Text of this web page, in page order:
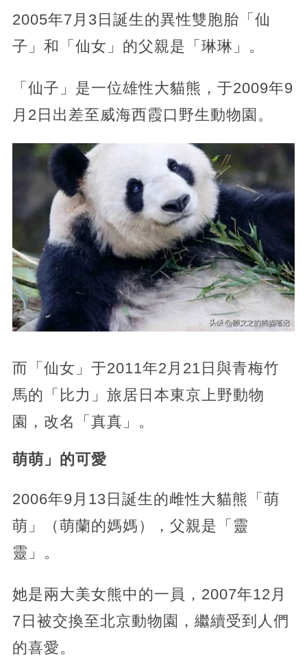
2005年7月3日誕生的異性雙胞胎「仙
子」和「仙女」的父親是「琳琳」。
「仙子」是一位雄性大貓熊，于2009年9
月2日出差至威海西霞口野生動物園。
而「仙女」于2011年2月21日與青梅竹
馬的「比力」旅居日本東京上野動物
園，改名「真真」。
萌萌」的可愛
2006年9月13日誕生的雌性大貓熊「萌
萌」（萌蘭的媽媽），父親是「靈
靈」。
她是兩大美女熊中的一員，2007年12月
7日被交換至北京動物園，繼續受到人們
的喜愛。